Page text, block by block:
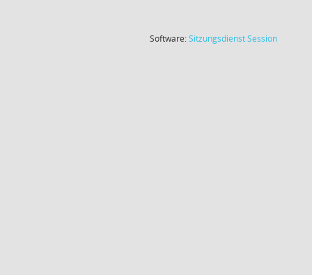
Software:SitzungsdienstSession(Wird in